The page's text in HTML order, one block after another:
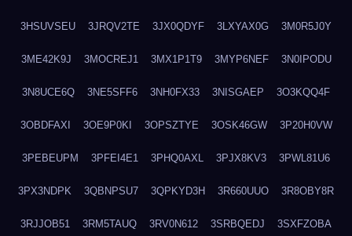
3HSUVSEU 3JRQV2TE 3JX0QDYF 3LXYAX0G 3M0R5J0Y
3ME42K9J 3MOCREJ1 3MX1P1T9 3MYP6NEF 3N0IPODU
3N8UCE6Q 3NE5SFF6 3NH0FX33 3NISGAEP 3O3KQQ4F
3OBDFAXI 3OE9P0KI 3OPSZTYE 3OSK46GW 3P20H0VW
3PEBEUPM 3PFEI4E1 3PHQ0AXL 3PJX8KV3 3PWL81U6
3PX3NDPK 3QBNPSU7 3QPKYD3H 3R660UUO 3R8OBY8R
3RJJOB51 3RM5TAUQ 3RV0N612 3SRBQEDJ 3SXFZOBA